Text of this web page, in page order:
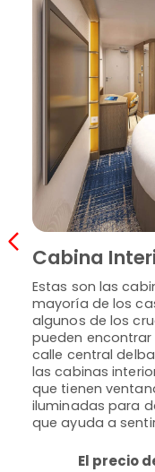
Cabina
Estas son las
mayoría de los
algunos de los
pueden
calle central
las cabinas
que tienen
iluminadas para
que ayuda a
El precio